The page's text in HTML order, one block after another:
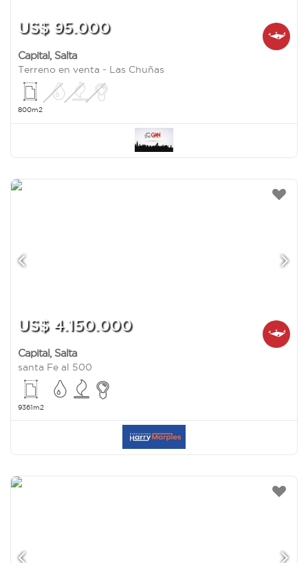
US$ 95.000
Capital, Salta
Terreno en venta - Las Chuñas
800m2
US$ 4.150.000
Capital, Salta
santa Fe al 500
9361m2